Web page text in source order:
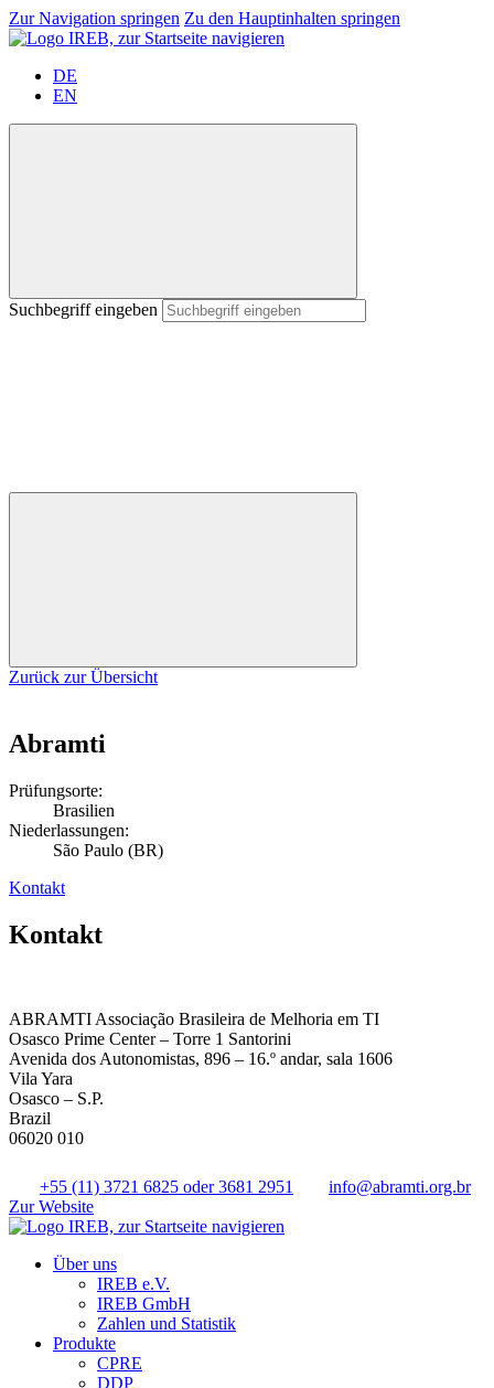
Zur Navigation springen Zu den Hauptinhalten springen
DE
EN
Suchbegriff eingeben
Zurück zur Übersicht
Abramti
Prüfungsorte:
Brasilien
Niederlassungen:
São Paulo (BR)
Kontakt
Kontakt
ABRAMTI Associação Brasileira de Melhoria em TI
Osasco Prime Center – Torre 1 Santorini
Avenida dos Autonomistas, 896 – 16.º andar, sala 1606
Vila Yara
Osasco – S.P.
Brazil
06020 010
+55 (11) 3721 6825 oder 3681 2951
info@abramti.org.br
Zur Website
Über uns
IREB e.V.
IREB GmbH
Zahlen und Statistik
Produkte
CPRE
DDP